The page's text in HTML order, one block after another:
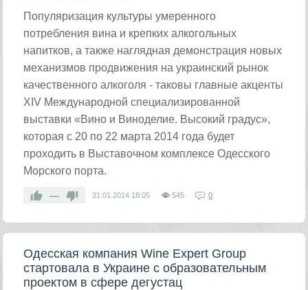
Популяризация культуры умеренного
потребления вина и крепких алкогольных
напитков, а также наглядная демонстрация новых
механизмов продвижения на украинский рынок
качественного алкоголя - таковы главные акценты
XIV Международной специализированной
выставки «Вино и Виноделие. Высокий градус»,
которая с 20 по 22 марта 2014 года будет
проходить в Выставочном комплексе Одесского
Морского порта.
— 31.01.2014 18:05 545 0
Одесская компания Wine Expert Group
стартовала в Украине с образовательным
проектом в сфере дегустац